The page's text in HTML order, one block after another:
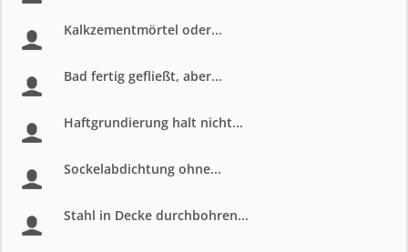
Kalkzementmörtel oder...
Bad fertig gefließt, aber...
Haftgrundierung halt nicht...
Sockelabdichtung ohne...
Stahl in Decke durchbohren...